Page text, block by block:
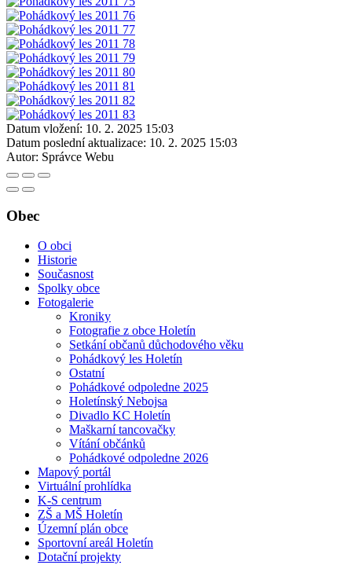
Datum vložení: 10. 2. 2025 15:03
Datum poslední aktualizace: 10. 2. 2025 15:03
Autor: Správce Webu
Obec
O obci
Historie
Současnost
Spolky obce
Fotogalerie
Kroniky
Fotografie z obce Holetín
Setkání občanů důchodového věku
Pohádkový les Holetín
Ostatní
Pohádkové odpoledne 2025
Holetínský Nebojsa
Divadlo KC Holetín
Maškarní tancovačky
Vítání občánků
Pohádkové odpoledne 2026
Mapový portál
Virtuální prohlídka
K-S centrum
ZŠ a MŠ Holetín
Územní plán obce
Sportovní areál Holetín
Dotační projekty